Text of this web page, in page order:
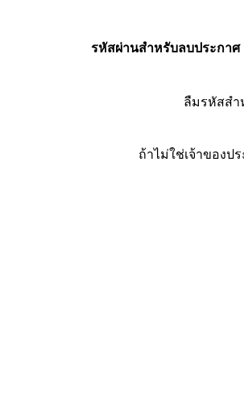
รหัสผ่านสำหรับลบประกาศ
ลืมรหัสส
ถ้าไม่ใช่เจ้าของป